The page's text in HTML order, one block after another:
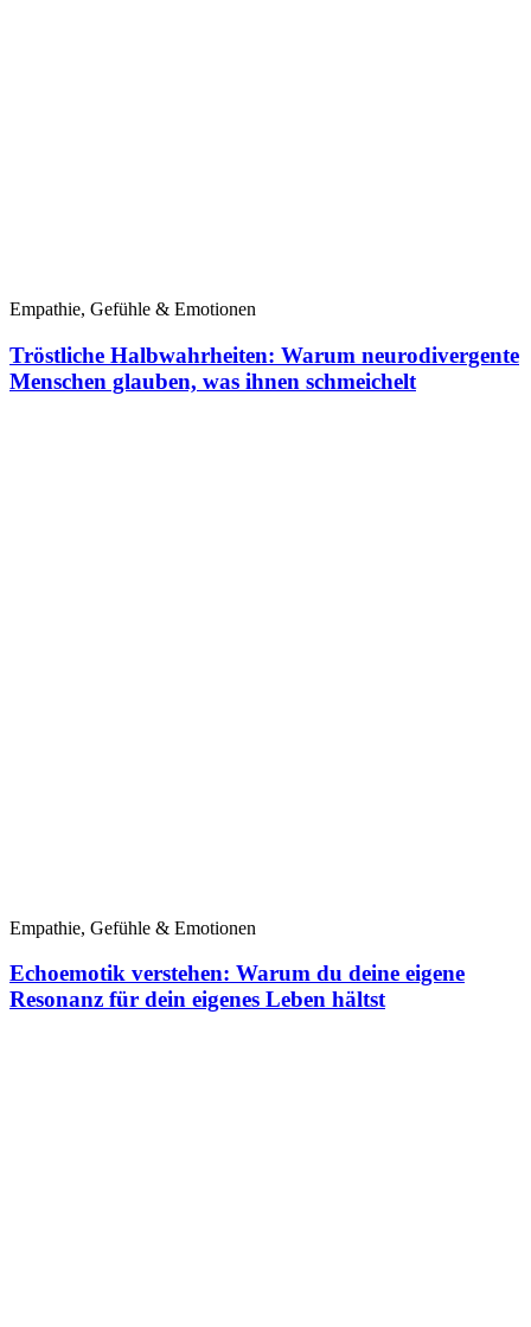
Empathie, Gefühle & Emotionen
Tröstliche Halbwahrheiten: Warum neurodivergente
Menschen glauben, was ihnen schmeichelt
Empathie, Gefühle & Emotionen
Echoemotik verstehen: Warum du deine eigene
Resonanz für dein eigenes Leben hältst